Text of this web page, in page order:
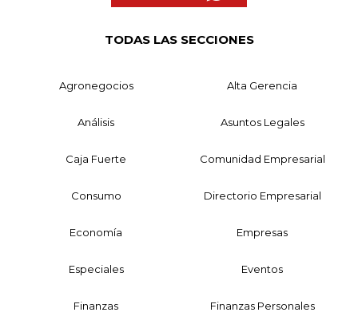
TODAS LAS SECCIONES
Agronegocios Alta Gerencia
Análisis Asuntos Legales
Caja Fuerte Comunidad Empresarial
Consumo Directorio Empresarial
Economía Empresas
Especiales Eventos
Finanzas Finanzas Personales